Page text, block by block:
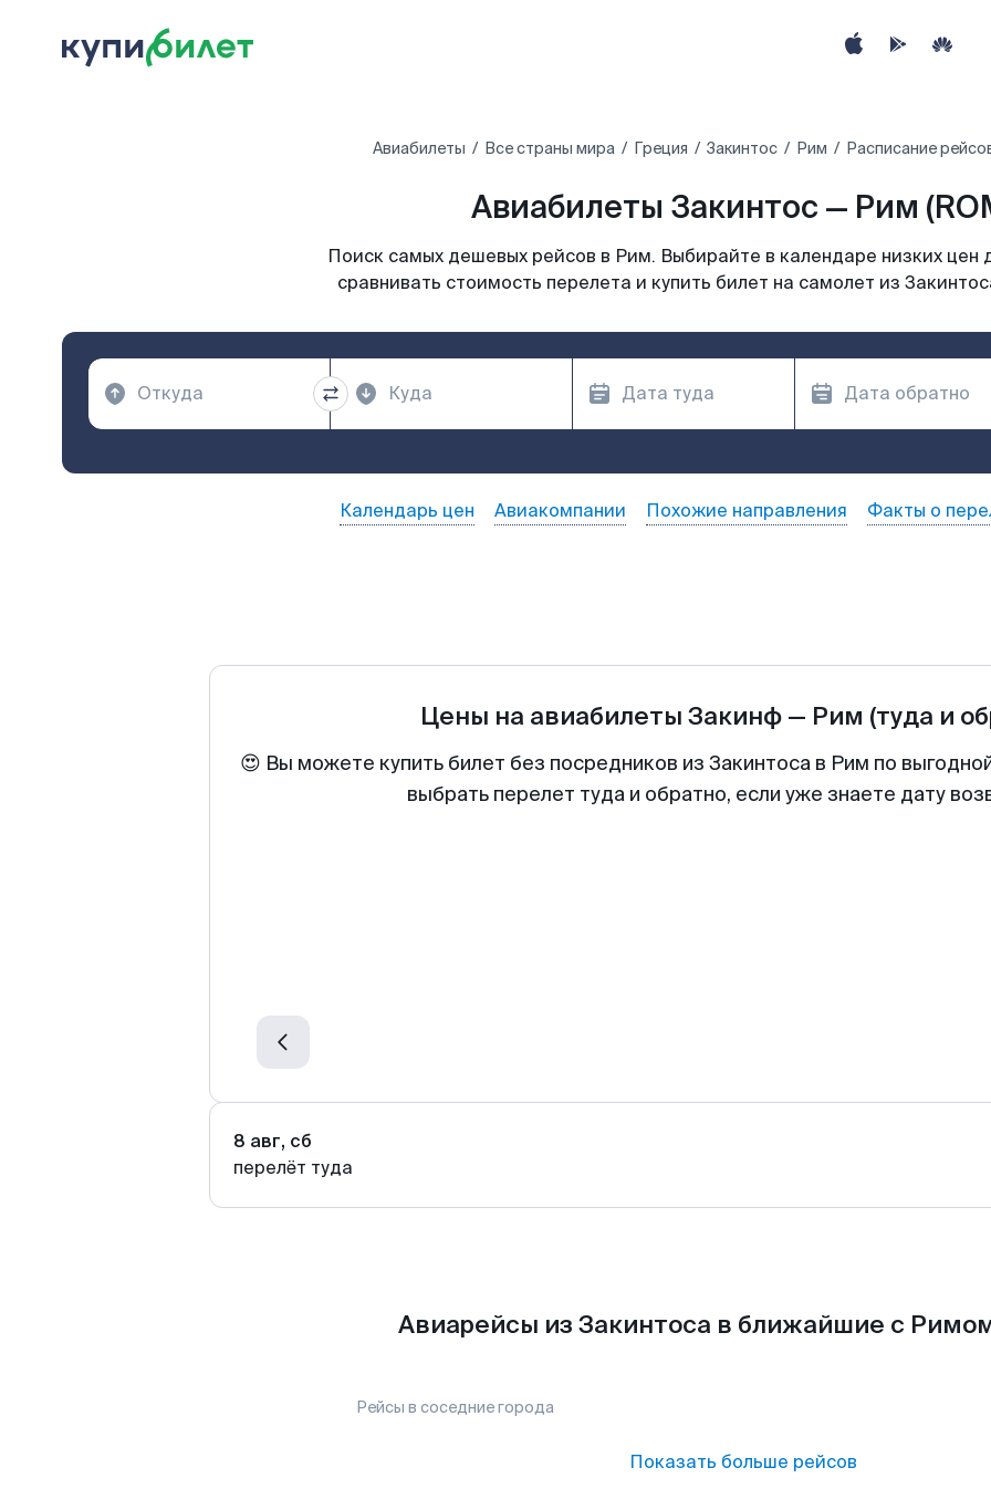
Авиабилеты Все страны мира Греция Закинтос Рим Расписание
Авиабилеты Закинтос — Рим
Поиск самых дешевых рейсов в Рим. Выбирайте в календаре низких цен
сравнивать стоимость перелета и купить билет на самолет из
Календарь цен Авиакомпании Похожие направления Факты о
Цены на авиабилеты Закинф— Рим (туда и
😍 Вы можете купить билет без посредников из Закинтоса в Рим по
выбрать перелет туда и обратно, если уже знаете дату
8 авг, сб
перелёт туда
Авиарейсы из Закинтоса в ближайшие с
Рейсы в соседние города
Показать больше рейсов